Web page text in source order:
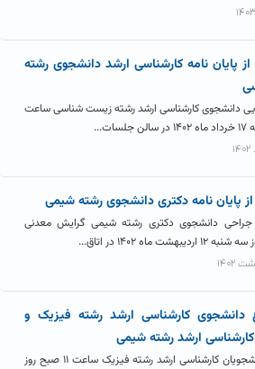
پایان نامه کارشناسی ارشد دانشجوی رشته
دانشجوی کارشناسی ارشد رشته زیست شناسی ساعت
پایان نامه دکتری دانشجوی رشته شیمی
جراحی دانشجوی دکتری رشته شیمی گرایش معدنی
دانشجوی کارشناسی ارشد رشته فیزیک و
ارشد رشته شیمی
آقای امانی دانشجویان کارشناسی ارشد رشته فیزیک ساعت ۱۱ صبح روز